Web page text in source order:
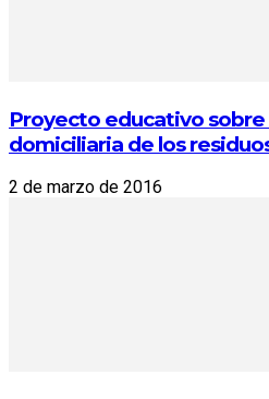
Proyecto educativo sobre
domiciliaria de los
2 de marzo de 2016